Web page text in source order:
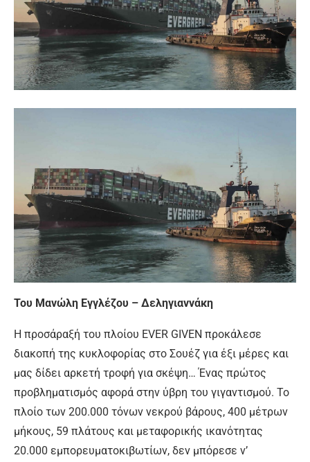
Του Μανώλη Εγγλέζου – Δεληγιαννάκη
Η προσάραξή του πλοίου EVER GIVEN προκάλεσε
διακοπή της κυκλοφορίας στο Σουέζ για έξι μέρες και
μας δίδει αρκετή τροφή για σκέψη… Ένας πρώτος
προβληματισμός αφορά στην ύβρη του γιγαντισμού. Το
πλοίο των 200.000 τόνων νεκρού βάρους, 400 μέτρων
μήκους, 59 πλάτους και μεταφορικής ικανότητας
20.000 εμπορευματοκιβωτίων, δεν μπόρεσε ν’